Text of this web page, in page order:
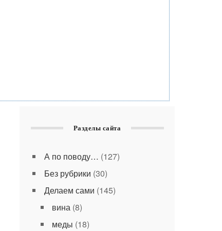
Разделы сайта
А по поводу… (127)
Без рубрики (30)
Делаем сами (145)
вина(8)
меды (18)